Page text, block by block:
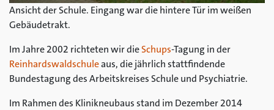
Ansicht der Schule. Eingang war die hintere Tür im weißen
Gebäudetrakt.
Im Jahre 2002 richteten wir dieSchups-Tagung in der
Reinhardswaldschuleaus, die jährlich stattfindende
Bundestagung des Arbeitskreises Schule und Psychiatrie.
Im Rahmen des Klinikneubaus stand im Dezember 2014